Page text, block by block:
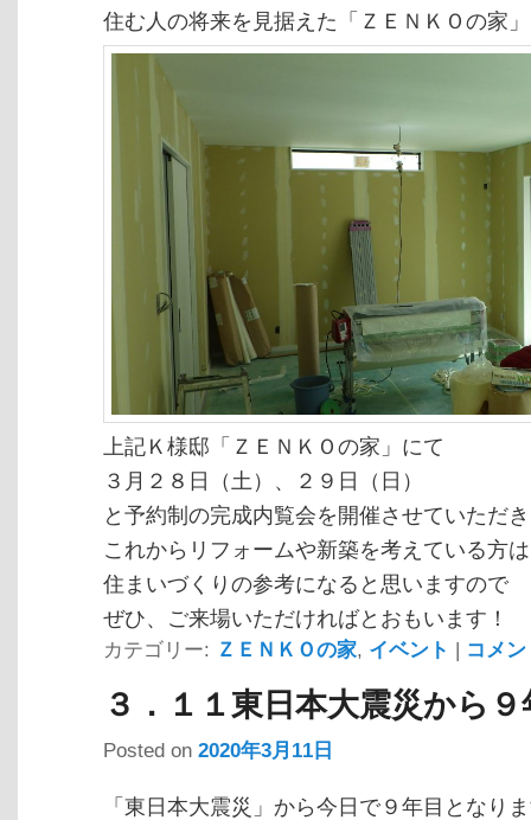
住む人の将来を見据えた「ＺＥＮＫＯの家
上記Ｋ様邸「ＺＥＮＫＯの家」にて
３月２８日（土）、２９日（日）
と予約制の完成内覧会を開催させていただ
これからリフォームや新築を考えている方は
住まいづくりの参考になると思いますので
ぜひ、ご来場いただければとおもいます！
カテゴリー: ＺＥＮＫＯの家, イベント | コメ
３．１１東日本大震災から９
Posted on2020年3月11日
「東日本大震災」から今日で９年目となり